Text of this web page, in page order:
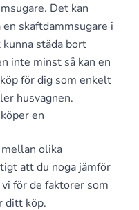
Det kan
skaftdammsugare i
städa bort
inte minst så kan en
för dig som enkelt
husvagnen.
en
olika
att du noga jämför
för de faktorer som
ditt köp.